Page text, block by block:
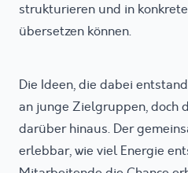
strukturieren und in
übersetzen können.
Die Ideen, die dabei
an junge Zielgruppen, doch
darüber hinaus. Der
erlebbar, wie viel Energie